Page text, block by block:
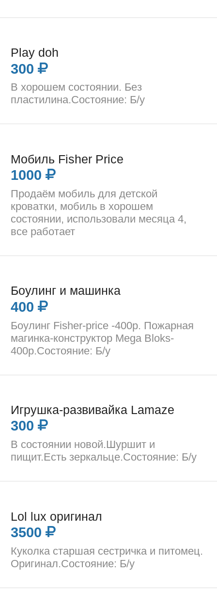
Play doh
300
В хорошем состоянии. Без
пластилина.Состояние: Б/у
Мобиль Fisher Price
1000
Продаём мобиль для детской
кроватки, мобиль в хорошем
состоянии, использовали месяца 4,
все работает
Боулинг и машинка
400
Боулинг Fisher-price -400р. Пожарная
магинка-конструктор Mega Bloks-
400р.Состояние: Б/у
Игрушка-развивайка Lamaze
300
В состоянии новой.Шуршит и
пищит.Есть зеркальце.Состояние: Б/у
Lol lux оригинал
3500
Куколка старшая сестричка и питомец.
Оригинал.Состояние: Б/у